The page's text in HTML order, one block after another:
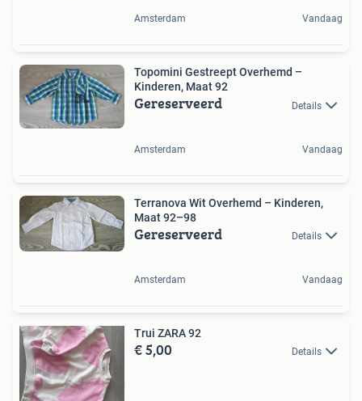
Amsterdam Vandaag
Topomini Gestreept Overhemd –
Kinderen, Maat 92
Gereserveerd Details
Amsterdam Vandaag
Terranova Wit Overhemd – Kinderen,
Maat 92–98
Gereserveerd Details
Amsterdam Vandaag
Trui ZARA 92
€ 5,00 Details